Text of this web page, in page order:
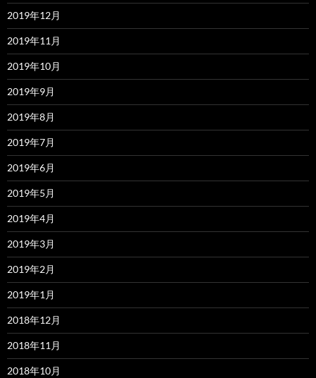
2019年12月
2019年11月
2019年10月
2019年9月
2019年8月
2019年7月
2019年6月
2019年5月
2019年4月
2019年3月
2019年2月
2019年1月
2018年12月
2018年11月
2018年10月